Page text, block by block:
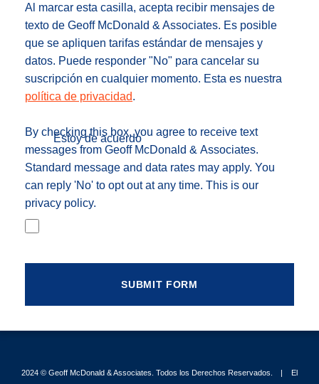
Al marcar esta casilla, acepta recibir mensajes de
texto de Geoff McDonald & Associates. Es posible
que se apliquen tarifas estándar de mensajes y
datos. Puede responder "No" para cancelar su
suscripción en cualquier momento. Esta es nuestra
política de privacidad.
By checking this box, you agree to receive text
messages from Geoff McDonald & Associates.
Standard message and data rates may apply. You
can reply 'No' to opt out at any time. This is our
privacy policy.
Estoy de acuerdo
2024 © Geoff McDonald & Associates. Todos los Derechos Reservados. El